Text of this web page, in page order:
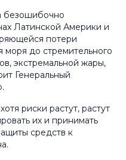
безошибочно
Латинской Америки и
потери
до стремительного
экстремальной жары,
Генеральный
риски растут, растут
их и принимать
средств к